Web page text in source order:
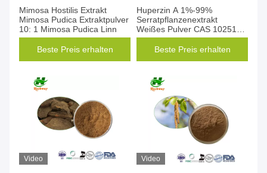
Mimosa Hostilis Extrakt
Mimosa Pudica Extraktpulver
10: 1 Mimosa Pudica Linn
Beste Preis erhalten
Huperzin A 1%-99%
Serratpflanzenextrakt
Weißes Pulver CAS 102518-
79-6
Beste Preis erhalten
Video Video